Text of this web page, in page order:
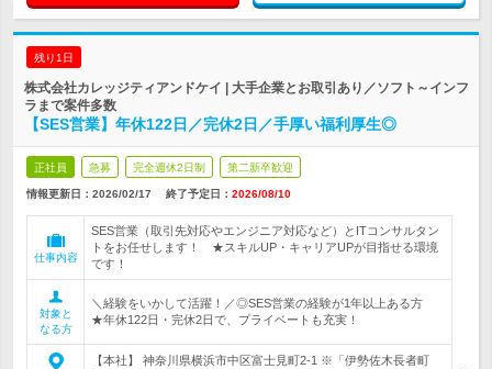
残り1日
株式会社カレッジティアンドケイ | 大手企業とお取引あり／ソフト～インフ
ラまで案件多数
【SES営業】年休122日／完休2日／手厚い福利厚生◎
正社員 急募 完全週休2日制 第二新卒歓迎
情報更新日：2026/02/17 終了予定日： 2026/08/10
仕事内容
SES営業（取引先対応やエンジニア対応など）とITコンサルタン
トをお任せします！ ★スキルUP・キャリアUPが目指せる環境
です！
対象と
なる方
＼経験をいかして活躍！／◎SES営業の経験が1年以上ある方
★年休122日・完休2日で、プライベートも充実！
【本社】 神奈川県横浜市中区富士見町2-1 ※「伊勢佐木長者町